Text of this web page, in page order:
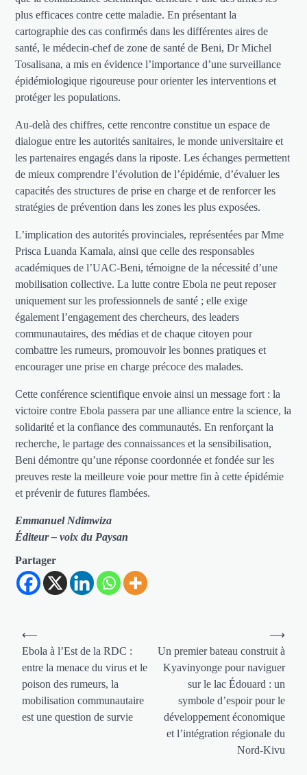
plus efficaces contre cette maladie. En présentant la
cartographie des cas confirmés dans les différentes aires de
santé, le médecin-chef de zone de santé de Beni, Dr Michel
Tosalisana, a mis en évidence l’importance d’une surveillance
épidémiologique rigoureuse pour orienter les interventions et
protéger les populations.
Au-delà des chiffres, cette rencontre constitue un espace de
dialogue entre les autorités sanitaires, le monde universitaire et
les partenaires engagés dans la riposte. Les échanges permettent
de mieux comprendre l’évolution de l’épidémie, d’évaluer les
capacités des structures de prise en charge et de renforcer les
stratégies de prévention dans les zones les plus exposées.
L’implication des autorités provinciales, représentées par Mme
Prisca Luanda Kamala, ainsi que celle des responsables
académiques de l’UAC-Beni, témoigne de la nécessité d’une
mobilisation collective. La lutte contre Ebola ne peut reposer
uniquement sur les professionnels de santé ; elle exige
également l’engagement des chercheurs, des leaders
communautaires, des médias et de chaque citoyen pour
combattre les rumeurs, promouvoir les bonnes pratiques et
encourager une prise en charge précoce des malades.
Cette conférence scientifique envoie ainsi un message fort : la
victoire contre Ebola passera par une alliance entre la science, la
solidarité et la confiance des communautés. En renforçant la
recherche, le partage des connaissances et la sensibilisation,
Beni démontre qu’une réponse coordonnée et fondée sur les
preuves reste la meilleure voie pour mettre fin à cette épidémie
et prévenir de futures flambées.
Emmanuel Ndimwiza
Éditeur – voix du Paysan
Partager
Navigation
de
l’article
⟵
Ebola à l’Est de la RDC :
entre la menace du virus et le
poison des rumeurs, la
mobilisation communautaire
est une question de survie
Un premier bateau construit à
Kyavinyonge pour naviguer
sur le lac Édouard : un
symbole d’espoir pour le
développement économique
et l’intégration régionale du
Nord-Kivu
⟶